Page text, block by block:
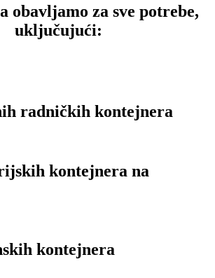
obavljamo za sve potrebe,
uključujući:
radničkih kontejnera
kontejnera na
kontejnera